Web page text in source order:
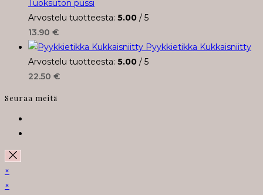
Tuoksuton pussi
Arvostelu tuotteesta: 5.00 / 5
13.90 €
Pyykkietikka Kukkaisniitty
Arvostelu tuotteesta: 5.00 / 5
22.50 €
Seuraa meitä
×
×